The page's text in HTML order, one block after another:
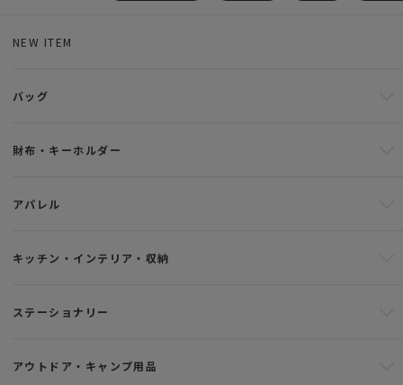
NEW ITEM
バッグ
財布・キーホルダー
アパレル
キッチン・インテリア・収納
ステーショナリー
アウトドア・キャンプ用品